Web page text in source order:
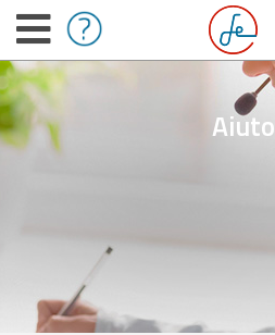
Aiuto